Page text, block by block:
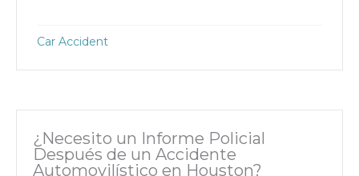
Car Accident
¿Necesito un Informe Policial
Después de un Accidente
Automovilístico en Houston?